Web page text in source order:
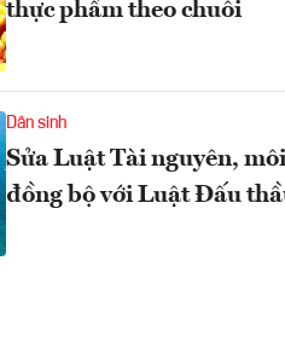
thực phẩm theo chuỗi
Dân sinh
Sửa Luật Tài nguyên,
đồng bộ với Luật Đấu